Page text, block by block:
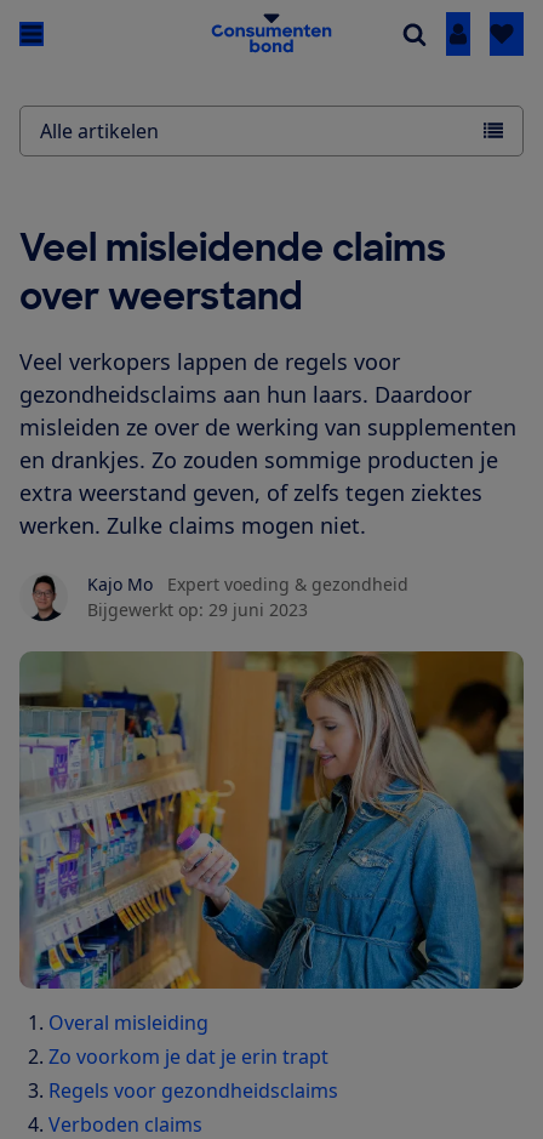
Inloggen
Veel misleidende claims
over weerstand
Veel verkopers lappen de regels voor
gezondheidsclaims aan hun laars. Daardoor
misleiden ze over de werking van supplementen
en drankjes. Zo zouden sommige producten je
extra weerstand geven, of zelfs tegen ziektes
werken. Zulke claims mogen niet.
Kajo Mo
Expert voeding & gezondheid
Bijgewerkt op: 29 juni 2023
Overal misleiding
Zo voorkom je dat je erin trapt
Regels voor gezondheidsclaims
Verboden claims
Alle artikelen